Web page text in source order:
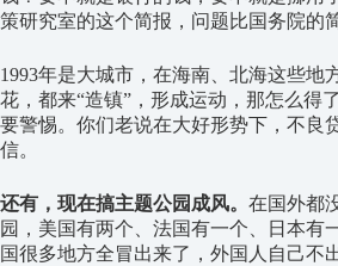
策研究室的这个简报，问题比国务院的
1993年是大城市，在海南、北海这些地
花，都来“造镇”，形成运动，那怎么得
要警惕。你们老说在大好形势下，不良
信。
还有，现在搞主题公园成风。 在国外都
园，美国有两个、法国有一个、日本有
国很多地方全冒出来了，外国人自己不